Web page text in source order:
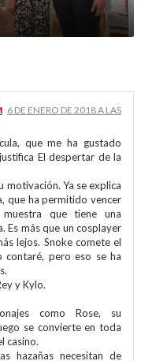
6 DE ENERO DE 2018 A LAS
que me ha gustado
El despertar de la
motivación. Ya se explica
que ha permitido vencer
que tiene una
Es más que un cosplayer
lejos. Snoke comete el
pero eso se ha
y Kylo.
como Rose, su
se convierte en toda
casino.
hazañas necesitan de